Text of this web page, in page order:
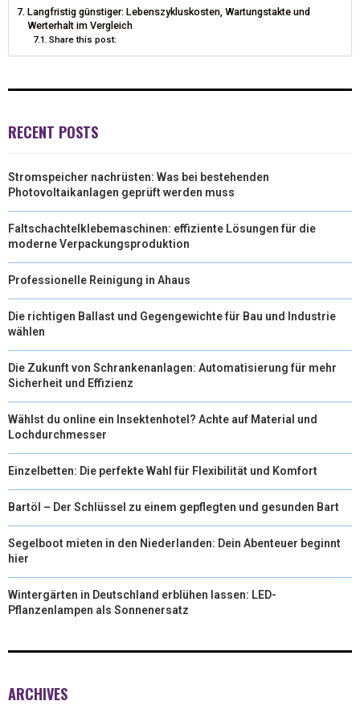
Langfristig günstiger: Lebenszykluskosten, Wartungstakte und
Werterhalt im Vergleich
Share this post:
RECENT POSTS
Stromspeicher nachrüsten: Was bei bestehenden
Photovoltaikanlagen geprüft werden muss
Faltschachtelklebemaschinen: effiziente Lösungen für die
moderne Verpackungsproduktion
Professionelle Reinigung in Ahaus
Die richtigen Ballast und Gegengewichte für Bau und Industrie
wählen
Die Zukunft von Schrankenanlagen: Automatisierung für mehr
Sicherheit und Effizienz
Wählst du online ein Insektenhotel? Achte auf Material und
Lochdurchmesser
Einzelbetten: Die perfekte Wahl für Flexibilität und Komfort
Bartöl – Der Schlüssel zu einem gepflegten und gesunden Bart
Segelboot mieten in den Niederlanden: Dein Abenteuer beginnt
hier
Wintergärten in Deutschland erblühen lassen: LED-
Pflanzenlampen als Sonnenersatz
ARCHIVES